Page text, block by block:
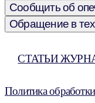
Сообщить об
Обращение в
СТАТЬИ
Политика